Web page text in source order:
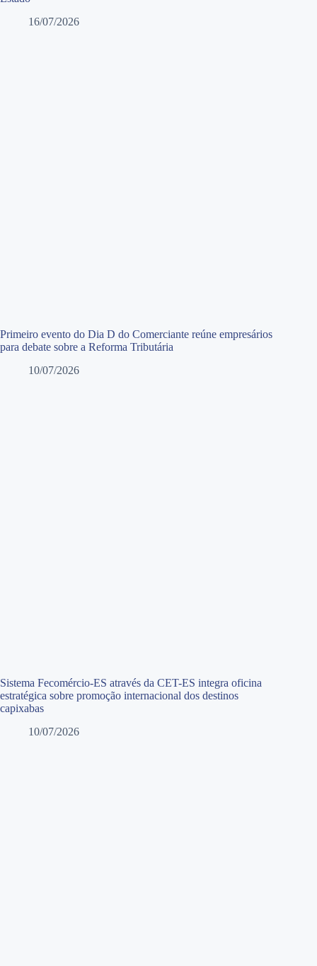
16/07/2026
Primeiro evento do Dia D do Comerciante reúne empresários
para debate sobre a Reforma Tributária
10/07/2026
Sistema Fecomércio-ES através da CET-ES integra oficina
estratégica sobre promoção internacional dos destinos
capixabas
10/07/2026